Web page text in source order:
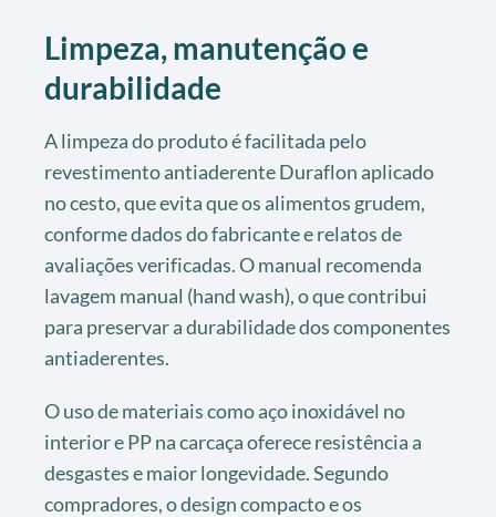
Limpeza, manutenção e
durabilidade
A limpeza do produto é facilitada pelo
revestimento antiaderente Duraflon aplicado
no cesto, que evita que os alimentos grudem,
conforme dados do fabricante e relatos de
avaliações verificadas. O manual recomenda
lavagem manual (hand wash), o que contribui
para preservar a durabilidade dos componentes
antiaderentes.
O uso de materiais como aço inoxidável no
interior e PP na carcaça oferece resistência a
desgastes e maior longevidade. Segundo
compradores, o design compacto e os